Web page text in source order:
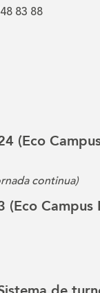
83 88
(Eco
continua)
Campus